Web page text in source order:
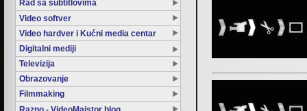
Rad sa subtitlovima
Video softver
Video hardver i Kućni media centar
Digitalni mediji
Televizija
Obrazovanje
Filmmaking